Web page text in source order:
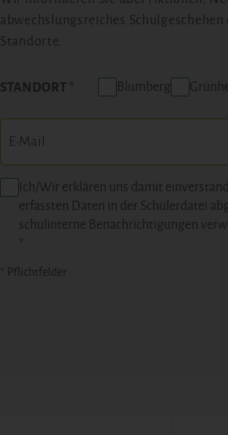
abwechslungsreiches
Standorte.
STANDORT Blumberg
Ich/Wir erklären uns damit
erfassten Daten in der Schülerdatei
schulinterne Benachrichtigungen
*
* Pflichtfelder